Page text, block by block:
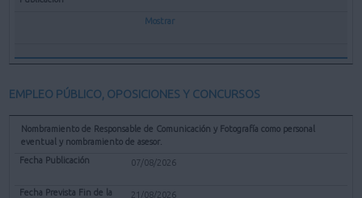
Mostrar
EMPLEO PÚBLICO, OPOSICIONES Y CONCURSOS
Nombramiento de Responsable de Comunicación y Fotografía como personal
eventual y nombramiento de asesor.
07/08/2026
21/08/2026